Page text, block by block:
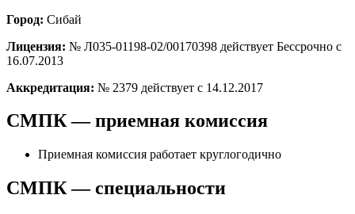
Город: Сибай
Лицензия: № Л035-01198-02/00170398 действует Бессрочно с
16.07.2013
Аккредитация: № 2379 действует с 14.12.2017
СМПК — приемная комиссия
Приемная комиссия работает круглогодично
СМПК — специальности